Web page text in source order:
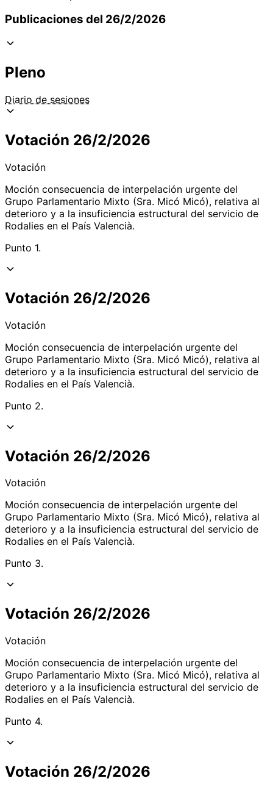
Publicaciones del 26/2/2026
Pleno
Diario de sesiones
Votación 26/2/2026
Votación
Moción consecuencia de interpelación urgente del
Grupo Parlamentario Mixto (Sra. Micó Micó), relativa al
deterioro y a la insuficiencia estructural del servicio de
Rodalies en el País Valencià.
Punto 1.
Votación 26/2/2026
Votación
Moción consecuencia de interpelación urgente del
Grupo Parlamentario Mixto (Sra. Micó Micó), relativa al
deterioro y a la insuficiencia estructural del servicio de
Rodalies en el País Valencià.
Punto 2.
Votación 26/2/2026
Votación
Moción consecuencia de interpelación urgente del
Grupo Parlamentario Mixto (Sra. Micó Micó), relativa al
deterioro y a la insuficiencia estructural del servicio de
Rodalies en el País Valencià.
Punto 3.
Votación 26/2/2026
Votación
Moción consecuencia de interpelación urgente del
Grupo Parlamentario Mixto (Sra. Micó Micó), relativa al
deterioro y a la insuficiencia estructural del servicio de
Rodalies en el País Valencià.
Punto 4.
Votación 26/2/2026